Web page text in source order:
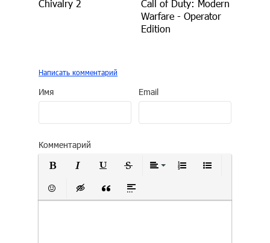
Chivalry 2
Call of Duty: Modern
Warfare - Operator
Edition
Написать комментарий
Имя Email
Комментарий
Полужирный
Вставить смайлик
Вставка скрытого текста
Вставка цитаты
Вставка спойлера